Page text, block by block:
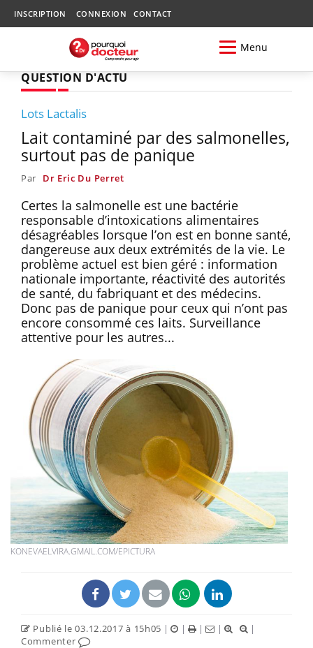
INSCRIPTION CONNEXION CONTACT
Menu
QUESTION D'ACTU
Lots Lactalis
Lait contaminé par des salmonelles,
surtout pas de panique
Par Dr Eric Du Perret
Certes la salmonelle est une bactérie
responsable d’intoxications alimentaires
désagréables lorsque l’on est en bonne santé,
dangereuse aux deux extrémités de la vie. Le
problème actuel est bien géré : information
nationale importante, réactivité des autorités
de santé, du fabriquant et des médecins.
Donc pas de panique pour ceux qui n’ont pas
encore consommé ces laits. Surveillance
attentive pour les autres...
KONEVAELVIRA.GMAIL.COM/EPICTURA
Publié le 03.12.2017 à 15h05 | | | |
|
Commenter